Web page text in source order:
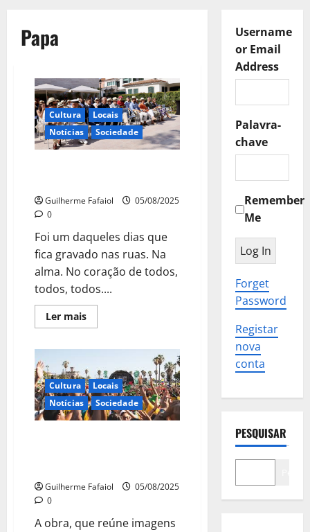
Papa
Cultura
Locais
Notícias
Sociedade
Guilherme Fafaiol
05/08/2025
0
Foi um daqueles dias que
fica gravado nas ruas. Na
alma. No coração de todos,
todos, todos....
Ler maisLeia
mais
já
está
nas
bancas
Cultura
Locais
Notícias
Sociedade
Guilherme Fafaiol
05/08/2025
0
A obra, que reúne imagens
Username
or Email
Address
Palavra-
chave
Remember
Me
Forget
Password
Registar
nova
conta
PESQUISAR